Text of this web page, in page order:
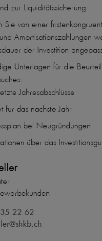
zur Liquiditätssicherung.
Sie von einer
Amortisationszahlungen
der Investition
Unterlagen für die
Jahresabschlüsse
für das nächste Jahr
bei Neugründungen
über das
22 62